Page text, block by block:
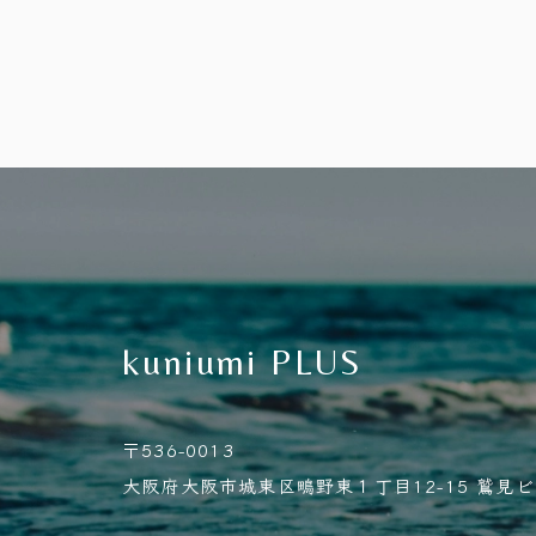
kuniumi PLUS
〒536-0013
大阪府大阪市城東区鴫野東１丁目12-15 鷲見